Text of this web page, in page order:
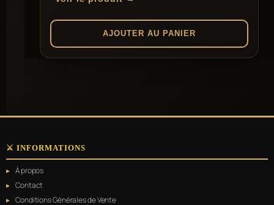
AJOUTER AU PANIER
⚔️ INFORMATIONS
À propos
Contact
Conditions Générales de Vente